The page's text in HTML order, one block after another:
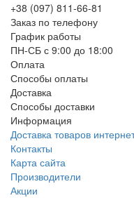
+38 (097) 811-66-81
Заказ по телефону
График работы
ПН-СБ с 9:00 до 18:00
Оплата
Способы оплаты
Доставка
Способы доставки
Информация
Доставка товаров
Контакты
Карта сайта
Производители
Акции